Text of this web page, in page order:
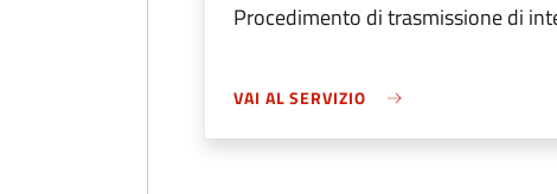
Procedimento di trasmissione di
VAI AL SERVIZIO